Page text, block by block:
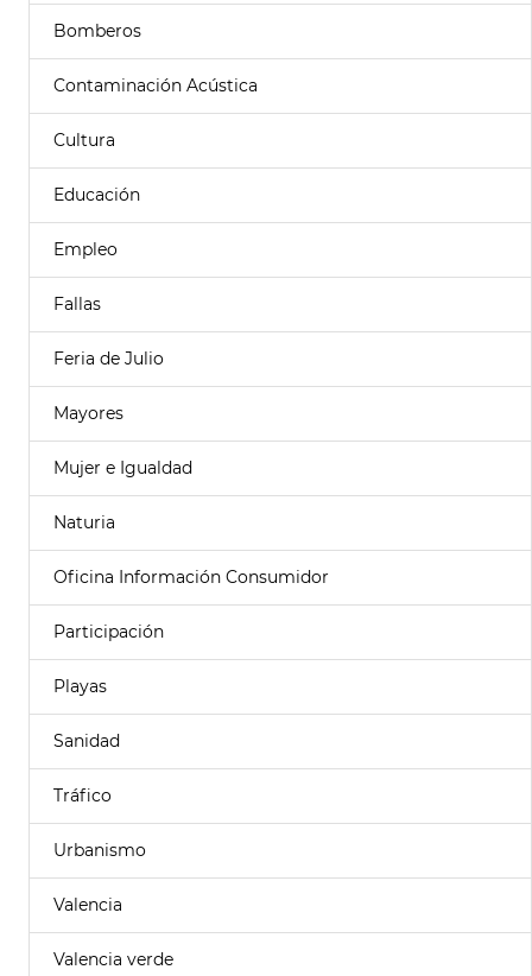
Bomberos
Contaminación Acústica
Cultura
Educación
Empleo
Fallas
Feria de Julio
Mayores
Mujer e Igualdad
Naturia
Oficina Información Consumidor
Participación
Playas
Sanidad
Tráfico
Urbanismo
Valencia
Valencia verde